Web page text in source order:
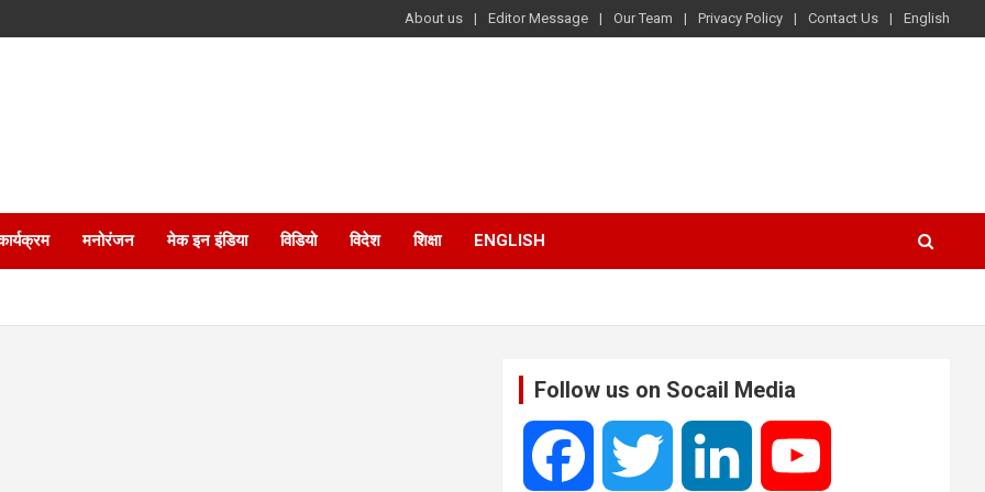
About us Editor Message Our Team Privacy Policy Contact Us English
मनोरंजन मेक इन इंडिया विडियो विदेश शिक्षा ENGLISH
Follow us on Socail Media